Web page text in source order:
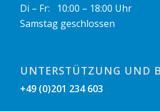
Di – Fr: 10:00 – 18:00 Uhr
Samstag geschlossen
UNTERSTÜTZUNG UND
+49 (0)201 234 603